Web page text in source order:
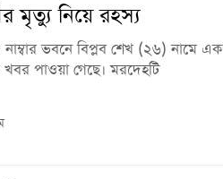
মৃত্যু নিয়ে রহস্য
নাম্বার ভবনে বিপ্লব শেখ (২৬) নামে এক
পাওয়া গেছে। মরদেহটি